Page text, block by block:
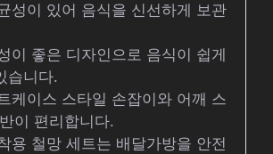
성이 있어 음식을 신선하게 보관
이 좋은 디자인으로 음식이 쉽게
습니다.
케이스 스타일 손잡이와 어깨 스
이 편리합니다.
용 철망 세트는 배달가방을 안전